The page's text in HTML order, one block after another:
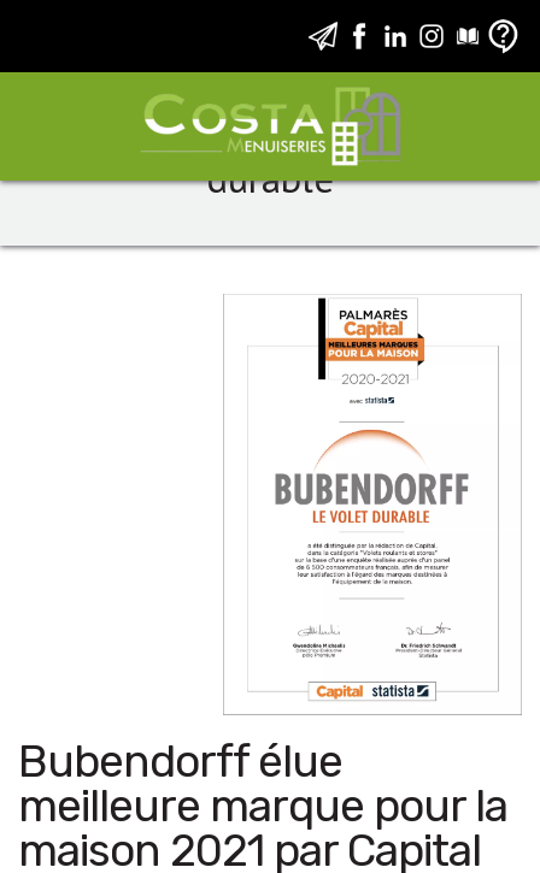
Volets Bubendorff : le volet
durable
Bubendorff élue
meilleure marque pour la
maison 2021 par Capital